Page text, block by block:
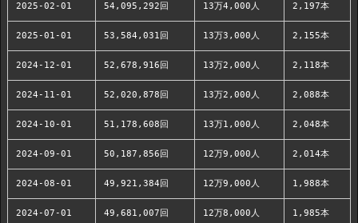
2025-02-01 54,095,292回 13万4,000人 2,197本
2025-01-01 53,584,031回 13万3,000人 2,155本
2024-12-01 52,678,916回 13万2,000人 2,118本
2024-11-01 52,020,878回 13万2,000人 2,088本
2024-10-01 51,178,608回 13万1,000人 2,048本
2024-09-01 50,187,856回 12万9,000人 2,014本
2024-08-01 49,921,384回 12万9,000人 1,988本
2024-07-01 49,681,007回 12万8,000人 1,985本